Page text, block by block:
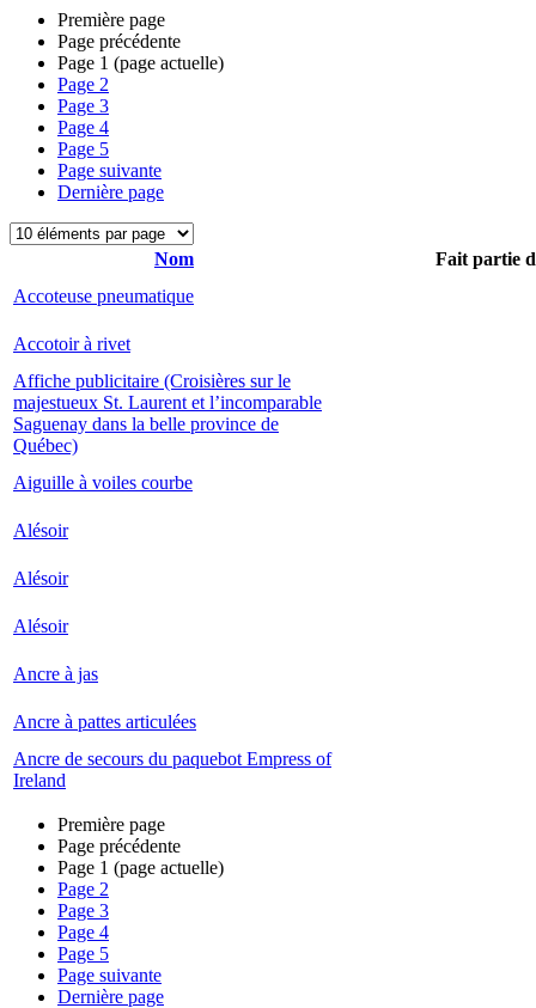
Première page
Page précédente
Page 1 (page actuelle)
Page 2
Page 3
Page 4
Page 5
Page suivante
Dernière page
Nom
Fait partie
Accoteuse pneumatique
Accotoir à rivet
Affiche publicitaire (Croisières sur le
majestueux St. Laurent et l’incomparable
Saguenay dans la belle province de
Québec)
Aiguille à voiles courbe
Alésoir
Alésoir
Alésoir
Ancre à jas
Ancre à pattes articulées
Ancre de secours du paquebot Empress of
Ireland
Première page
Page précédente
Page 1 (page actuelle)
Page 2
Page 3
Page 4
Page 5
Page suivante
Dernière page